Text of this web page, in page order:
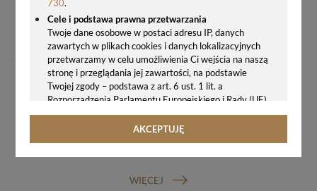
730.
Cele i podstawa prawna przetwarzania
Twoje dane osobowe w postaci adresu IP, danych
zawartych w plikach cookies i danych lokalizacyjnych
przetwarzamy w celu umożliwienia Ci wejścia na naszą
stronę i przeglądania jej zawartości, na podstawie
Twojej zgody – podstawa z art. 6 ust. 1 lit. a
Rozporządzenia Parlamentu Europejskiego i Rady (UE)
2016/679 z 27.04.2016 r. w sprawie ochrony osób
fizycznych w związku z przetwarzaniem danych
AKCEPTUJĘ
51,00 zł
WIĘCEJ